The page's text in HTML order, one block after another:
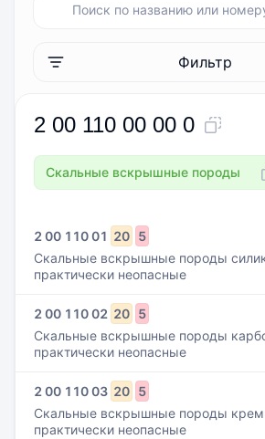
Фильтр
2 00 110 00 00 0
Скальные вскрышные породы
2 00 11001 20 5
Скальные вскрышные породы
практически неопасные
2 00 11002 20 5
Скальные вскрышные породы
практически неопасные
2 00 11003 20 5
Скальные вскрышные породы
практически неопасные